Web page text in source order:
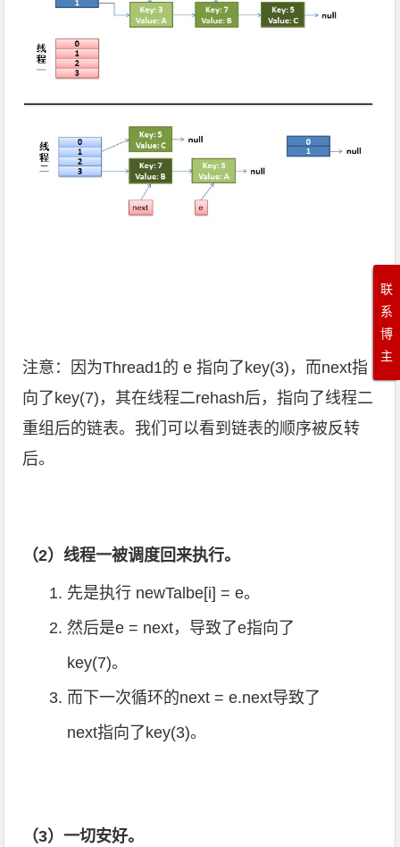
注意：因为Thread1的 e 指向了key(3)，而next指
向了key(7)，其在线程二rehash后，指向了线程二
重组后的链表。我们可以看到链表的顺序被反转
后。
（2）线程一被调度回来执行。
先是执行 newTalbe[i] = e。
然后是e = next，导致了e指向了
key(7)。
而下一次循环的next = e.next导致了
next指向了key(3)。
（3）一切安好。
联
系
博
主